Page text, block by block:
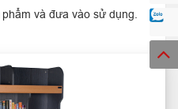
và đưa vào sử dụng.